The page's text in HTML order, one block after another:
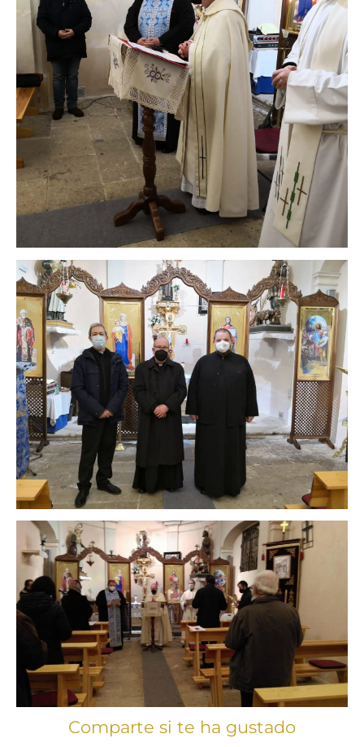
Comparte si te ha gustado